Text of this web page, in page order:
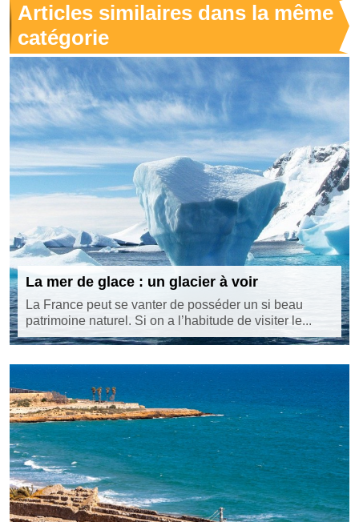
Articles similaires dans la même
catégorie
La mer de glace : un glacier à voir
La France peut se vanter de posséder un si beau
patrimoine naturel. Si on a l’habitude de visiter le...